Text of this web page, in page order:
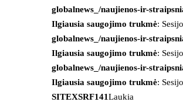
globalnews_/naujienos-ir-
Ilgiausia saugojimo trukmė:
globalnews_/naujienos-ir-
Ilgiausia saugojimo trukmė:
globalnews_/naujienos-ir-
Ilgiausia saugojimo trukmė:
SITEXSRF141Laukia